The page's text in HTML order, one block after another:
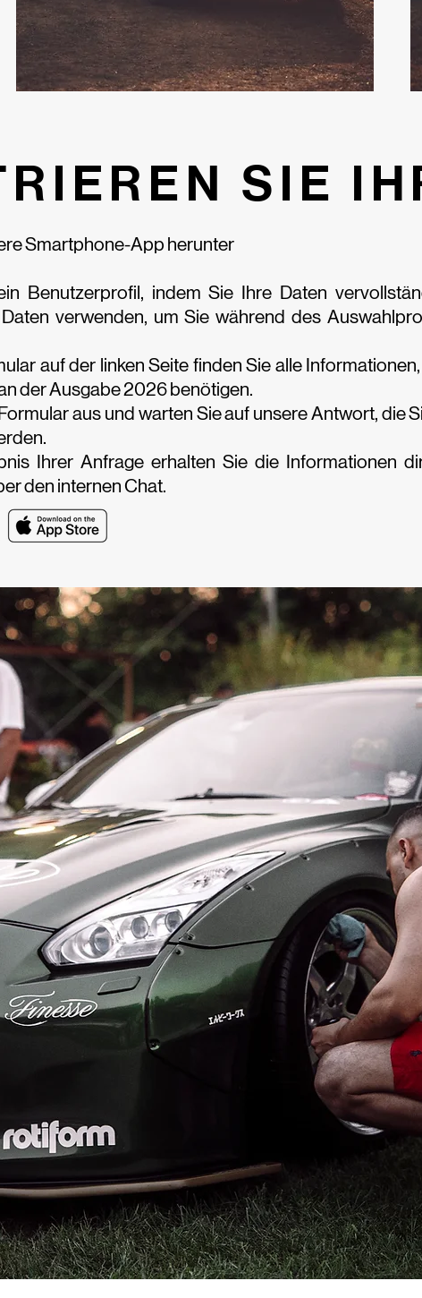
SIE
Smartphone-App herunter
Benutzerprofil, indem Sie Ihre Daten
verwenden, um Sie während des
auf der linken Seite finden Sie alle
der Ausgabe 2026 benötigen.
aus und warten Sie auf unsere Antwort, die
Ihrer Anfrage erhalten Sie die Informationen
den internen Chat.